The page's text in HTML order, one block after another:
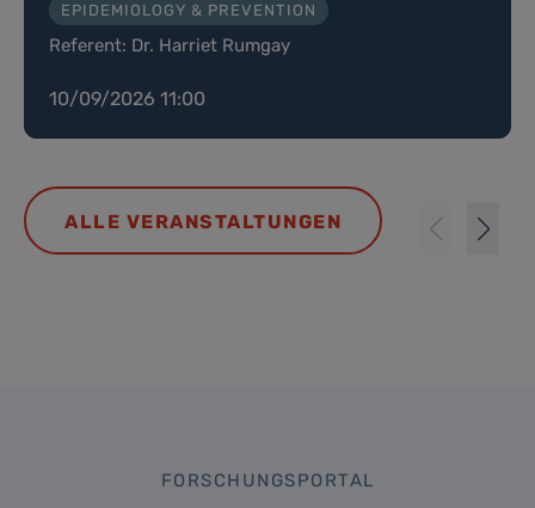
EPIDEMIOLOGY & PREVENTION
Referent: Dr. Harriet Rumgay
10/09/2026 11:00
ALLE VERANSTALTUNGEN
FORSCHUNGSPORTAL